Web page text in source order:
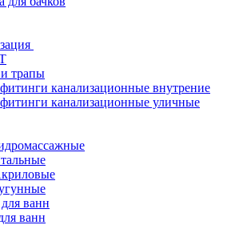
трапы
канализационные внутрение
канализационные уличные
ванн
ванн